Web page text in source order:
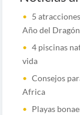
5
Año del
4 piscinas
vida
Consejos
Africa
Playas